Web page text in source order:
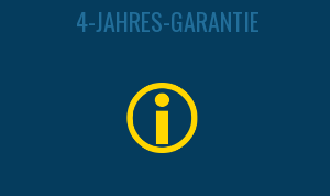
4-JAHRES-GARANTIE